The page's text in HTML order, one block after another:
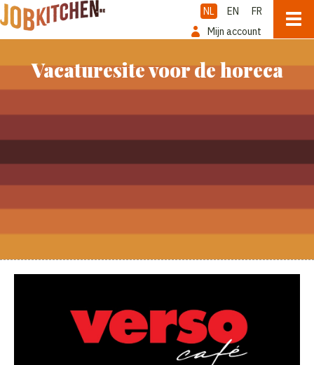
NL EN
FR
Mijn account
Vacaturesite voor de horeca